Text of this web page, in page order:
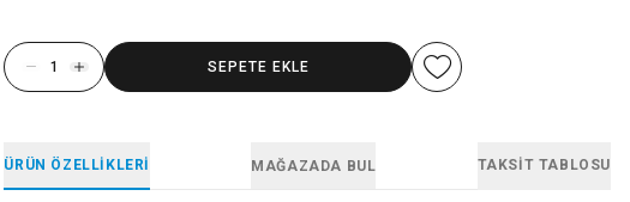
SEPETE EKLE
ÜRÜN ÖZELLIKLERI MAĞAZADA BUL TAKSIT TABLOSU